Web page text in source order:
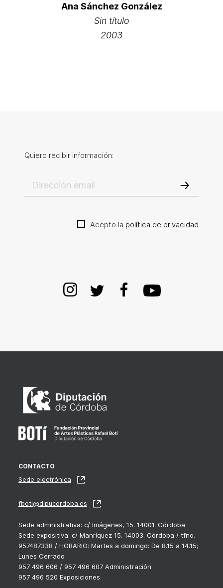
Ana Sánchez González
Sin título
2003
Quiero recibir información:
Acepto la política de privacidad
CONTACTO
Sede electrónica
fboti@dipucordoba.es
Sede administrativa: c/ Imágenes, 15. 14001. Córdoba
Sede expositiva: c/ Manríquez 15. 14003. Córdoba / tfno.
957487338 / HORARIO: Martes a domingo: De 8.15 a 14.15;
Lunes Cerrado
957 496 606 / 957 496 607 Administración
957 496 520 Exposiciones